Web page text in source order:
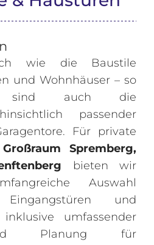
wie die Baustile
und Wohnhäuser – so
sind auch die
passender
Für private
Spremberg,
bieten wir
Auswahl
Eingangstüren und
inklusive umfassender
Planung für